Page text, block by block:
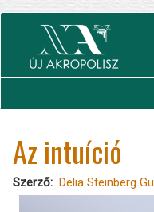
tartalomra
Az intuíció
Szerző Delia Steinberg